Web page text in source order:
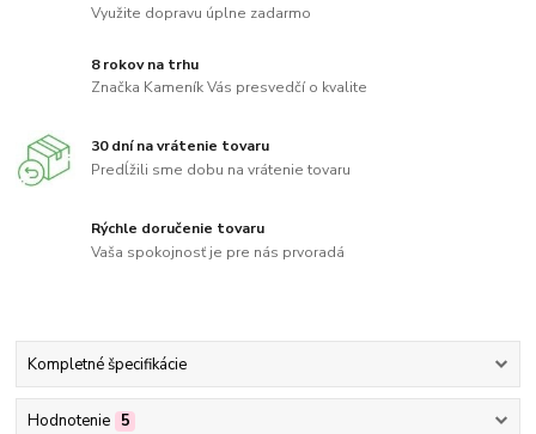
Využite dopravu úplne zadarmo
8 rokov na trhu
Značka Kameník Vás presvedčí o kvalite
30 dní na vrátenie tovaru
Predĺžili sme dobu na vrátenie tovaru
Rýchle doručenie tovaru
Vaša spokojnosť je pre nás prvoradá
Kompletné špecifikácie
Hodnotenie 5